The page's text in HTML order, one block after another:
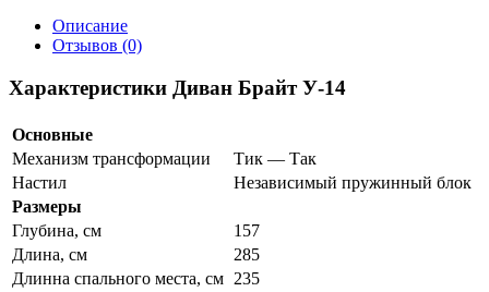
Описание
Отзывов (0)
Характеристики Диван Брайт У-14
Основные
Механизм трансформации
Тик — Так
Настил
Независимый пружинный блок
Размеры
Глубина, см
157
Длина, см
285
Длинна спального места, см 235